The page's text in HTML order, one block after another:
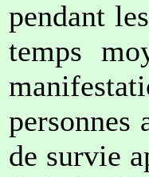
pendant
temps
personnes
de survie